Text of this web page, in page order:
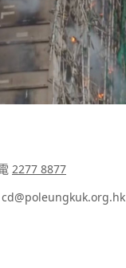
2277 8877
cd@poleungkuk.org.hk